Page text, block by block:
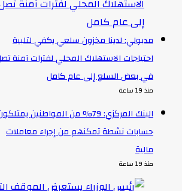
مدبولي: لدينا مخزون سلعي يكفي لتلبية
احتياجات الاستهلاك المحلي لفترات آمنة تصل
في بعض السلع إلى عام كامل
منذ 19 ساعة
البنك المركزي: 79% من المواطنين يمتلكون
حسابات نشطة تمكنهم من إجراء معاملات
مالية
منذ 19 ساعة